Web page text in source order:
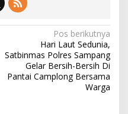
Pos berikutnya
Hari Laut Sedunia,
Satbinmas Polres Sampang
Gelar Bersih-Bersih Di
Pantai Camplong Bersama
Warga